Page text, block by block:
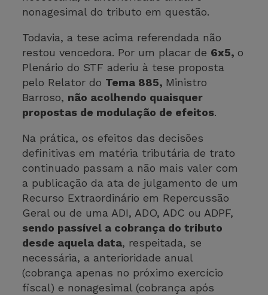
nonagesimal do tributo em questão.
Todavia, a tese acima referendada não
restou vencedora. Por um placar de 6x5,o
Plenário do STF aderiu à tese proposta
pelo Relator do Tema 885, Ministro
Barroso, não acolhendo quaisquer
propostas de modulação de efeitos.
Na prática, os efeitos das decisões
definitivas em matéria tributária de trato
continuado passam a não mais valer com
a publicação da ata de julgamento de um
Recurso Extraordinário em Repercussão
Geral ou de uma ADI, ADO, ADC ou ADPF,
sendo passível a cobrança do tributo
desde aquela data, respeitada, se
necessária, a anterioridade anual
(cobrança apenas no próximo exercício
fiscal) e nonagesimal (cobrança após